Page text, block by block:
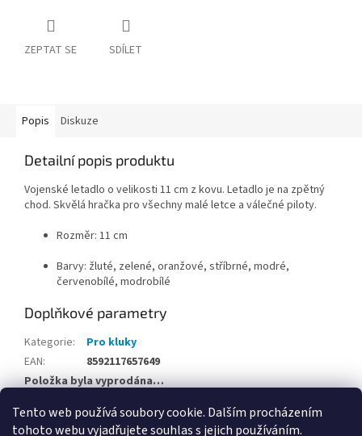
Tento web používá soubory cookie. Dalším procházením
tohoto webu vyjadřujete souhlas s jejich používáním.
ZEPTAT SE SDÍLET
Popis Diskuze
Detailní popis produktu
Vojenské letadlo o velikosti 11 cm z kovu. Letadlo je na zpětný
chod. Skvělá hračka pro všechny malé letce a válečné piloty.
Rozměr: 11 cm
Barvy: žluté, zelené, oranžové, stříbrné, modré,
červenobílé, modrobílé
Doplňkové parametry
Kategorie:
Pro kluky
EAN:
8592117657649
Položka byla vyprodána…